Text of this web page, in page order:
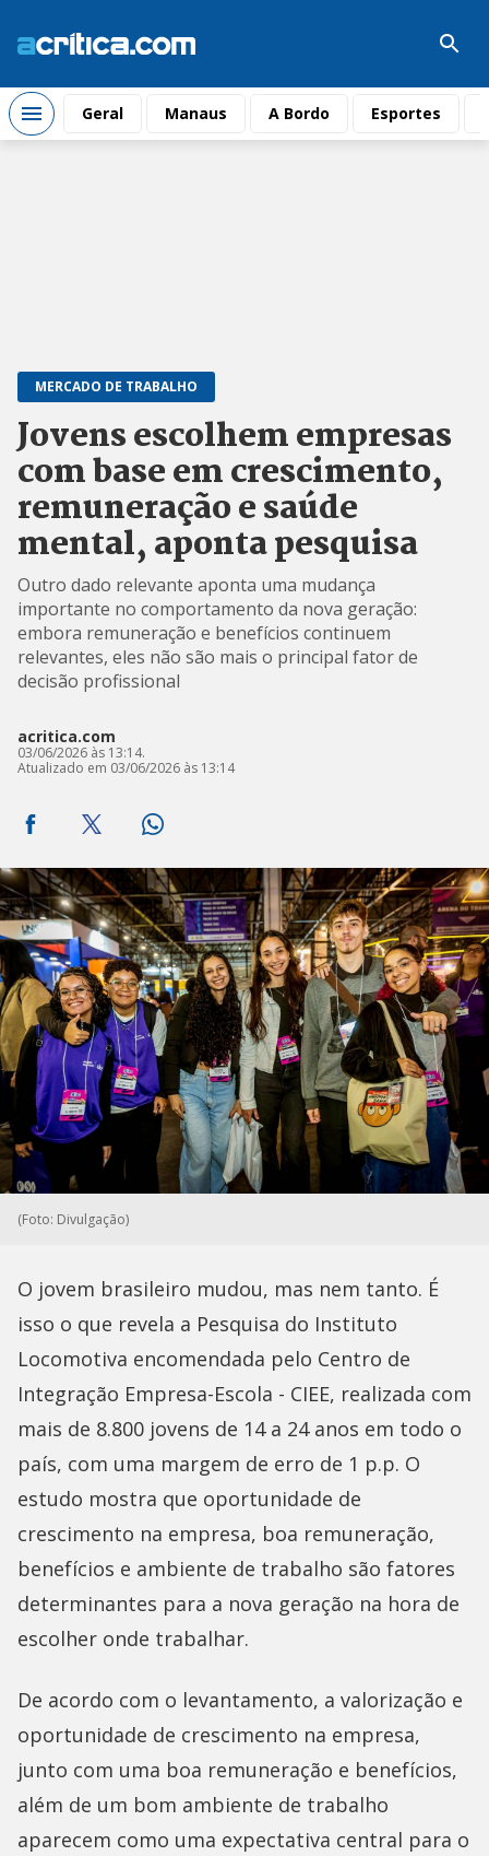
Geral Manaus A Bordo Esportes
MERCADO DE TRABALHO
Jovens escolhem empresas
com base em crescimento,
remuneração e saúde
mental, aponta pesquisa
Outro dado relevante aponta uma mudança
importante no comportamento da nova geração:
embora remuneração e benefícios continuem
relevantes, eles não são mais o principal fator de
decisão profissional
acritica.com
03/06/2026 às 13:14.
Atualizado em 03/06/2026 às 13:14
(Foto: Divulgação)
O jovem brasileiro mudou, mas nem tanto. É
isso o que revela a Pesquisa do Instituto
Locomotiva encomendada pelo Centro de
Integração Empresa-Escola - CIEE, realizada com
mais de 8.800 jovens de 14 a 24 anos em todo o
país, com uma margem de erro de 1 p.p. O
estudo mostra que oportunidade de
crescimento na empresa, boa remuneração,
benefícios e ambiente de trabalho são fatores
determinantes para a nova geração na hora de
escolher onde trabalhar.
De acordo com o levantamento, a valorização e
oportunidade de crescimento na empresa,
junto com uma boa remuneração e benefícios,
além de um bom ambiente de trabalho
aparecem como uma expectativa central para o